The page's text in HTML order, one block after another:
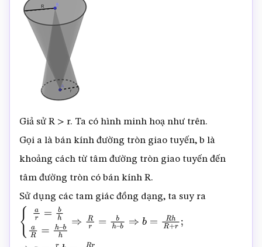
Giả sử R > r. Ta có hình minh hoạ như trên.
Gọi a là bán kính đường tròn giao tuyến, b là
khoảng cách từ tâm đường tròn giao tuyến đến
tâm đường tròn có bán kính R.
Sử dụng các tam giác đồng dạng, ta suy ra
a r= bh R=